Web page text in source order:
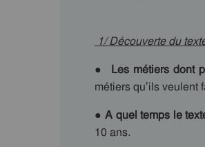
1/ Découverte du
●
Les métiers dont
métiers qu’ils veulent
● A quel temps le
10 ans.